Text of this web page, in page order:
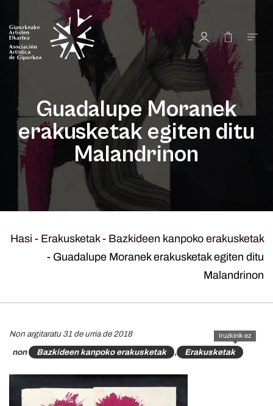
Guadalupe Moranek
erakusketak egiten ditu
Malandrinon
Hasi - Erakusketak- Bazkideen kanpoko erakusketak
- Guadalupe Moranek erakusketak egiten ditu
Malandrinon
Iruzkinik ez
Non argitaratu 31 de urria de 2018
non
Bazkideen kanpoko erakusketak , Erakusketak